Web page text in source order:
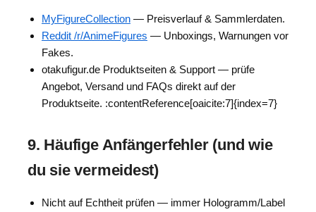
MyFigureCollection — Preisverlauf & Sammlerdaten.
Reddit /r/AnimeFigures — Unboxings, Warnungen vor
Fakes.
otakufigur.de Produktseiten & Support — prüfe
Angebot, Versand und FAQs direkt auf der
Produktseite. :contentReference[oaicite:7]{index=7}
9. Häufige Anfängerfehler (und wie
du sie vermeidest)
Nicht auf Echtheit prüfen — immer Hologramm/Label